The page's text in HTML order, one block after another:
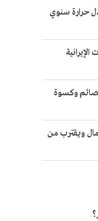
حرارة سنوي
وكسوة
ويقترب من